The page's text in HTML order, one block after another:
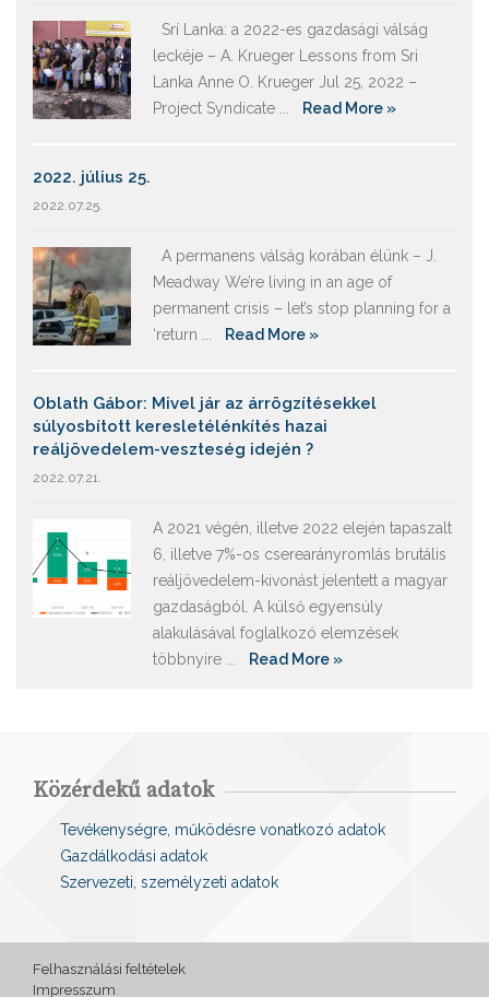
Srí Lanka: a 2022-es gazdasági válság
leckéje – A. Krueger Lessons from Sri
Lanka Anne O. Krueger Jul 25, 2022 –
Project Syndicate ...
Read More »
2022. július 25.
2022.07.25.
A permanens válság korában élünk – J.
Meadway We’re living in an age of
permanent crisis – let’s stop planning for a
‘return ...
Read More »
Oblath Gábor: Mivel jár az árrögzítésekkel
súlyosbított keresletélénkítés hazai
reáljövedelem-veszteség idején ?
2022.07.21.
A 2021 végén, illetve 2022 elején tapaszalt
6, illetve 7%-os cserearányromlás brutális
reáljövedelem-kivonást jelentett a magyar
gazdaságból. A külső egyensúly
alakulásával foglalkozó elemzések
többnyire ...
Read More »
Közérdekű adatok
Tevékenységre, működésre vonatkozó adatok
Gazdálkodási adatok
Szervezeti, személyzeti adatok
Felhasználási feltételek
Impresszum